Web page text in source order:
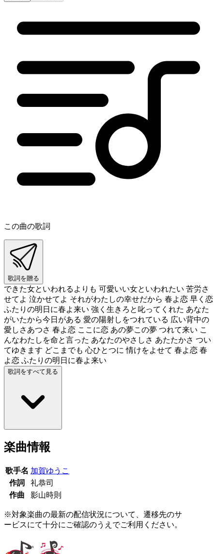
この曲の歌詞
歌詞を贈る
できた女といわれるよりも 可愛いい女といわれたい 苦労さ
せてよ 泣かせてよ それがわたしの幸せだから 春よ恋 早く恋
ふたりの明日に春よ来い 強く生きろと叱ってくれた あなた
がいたから今日がある 愛の陽射しをつれている 広い背中の
愛しさあつさ 春よ恋 ここに恋 あの夢この夢 つれて来い こ
んなわたしを命と言った あなたのやさしさ あたたかさ つい
てゆきます どこまでも 心ひとつに 情けをよせて 春よ恋 春
よ恋 ふたりの明日に春よ来い
歌詞をすべて見る
楽曲情報
歌手名 加賀ゆうこ
作詞
礼恭司
作曲
影山時則
※対象楽曲の最新の配信状況について、遷移先のサ
ービスにて十分にご確認のうえでご利用ください。